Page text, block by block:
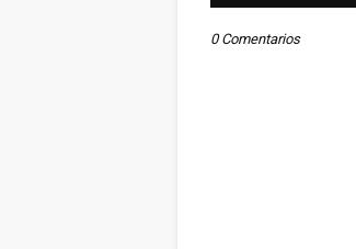
0 Comentarios